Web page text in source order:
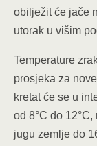
obilježit će jače
utorak u višim
Temperature
prosjeka za
kretat će se u
od 8°C do
jugu zemlje do